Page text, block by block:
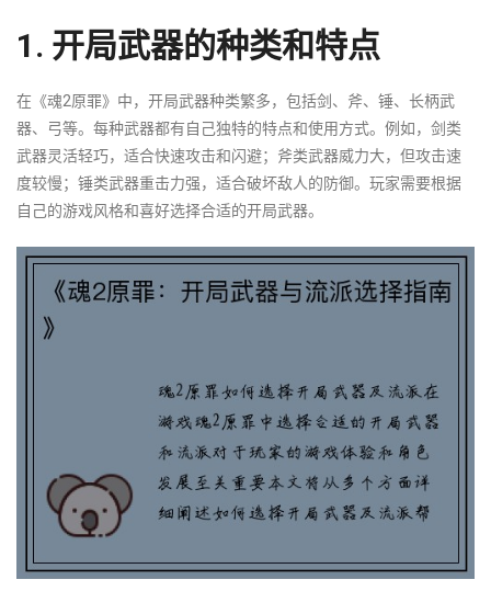
1. 开局武器的种类和特点
在《魂2原罪》中，开局武器种类繁多，包括剑、斧、锤、长柄武
器、弓等。每种武器都有自己独特的特点和使用方式。例如，剑类
武器灵活轻巧，适合快速攻击和闪避；斧类武器威力大，但攻击速
度较慢；锤类武器重击力强，适合破坏敌人的防御。玩家需要根据
自己的游戏风格和喜好选择合适的开局武器。